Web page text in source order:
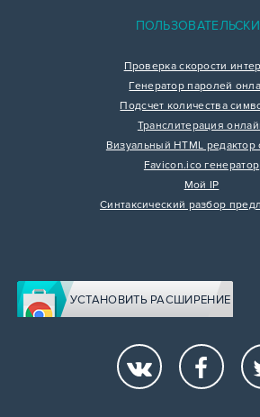
Проверка скорости
Генератор паролей
Подсчет количества
Транслитерация
Визуальный HTML редактор
Favicon.ico генератор
Мой IP
Синтаксический разбор
УСТАНОВИТЬ РАСШИРЕНИЕ